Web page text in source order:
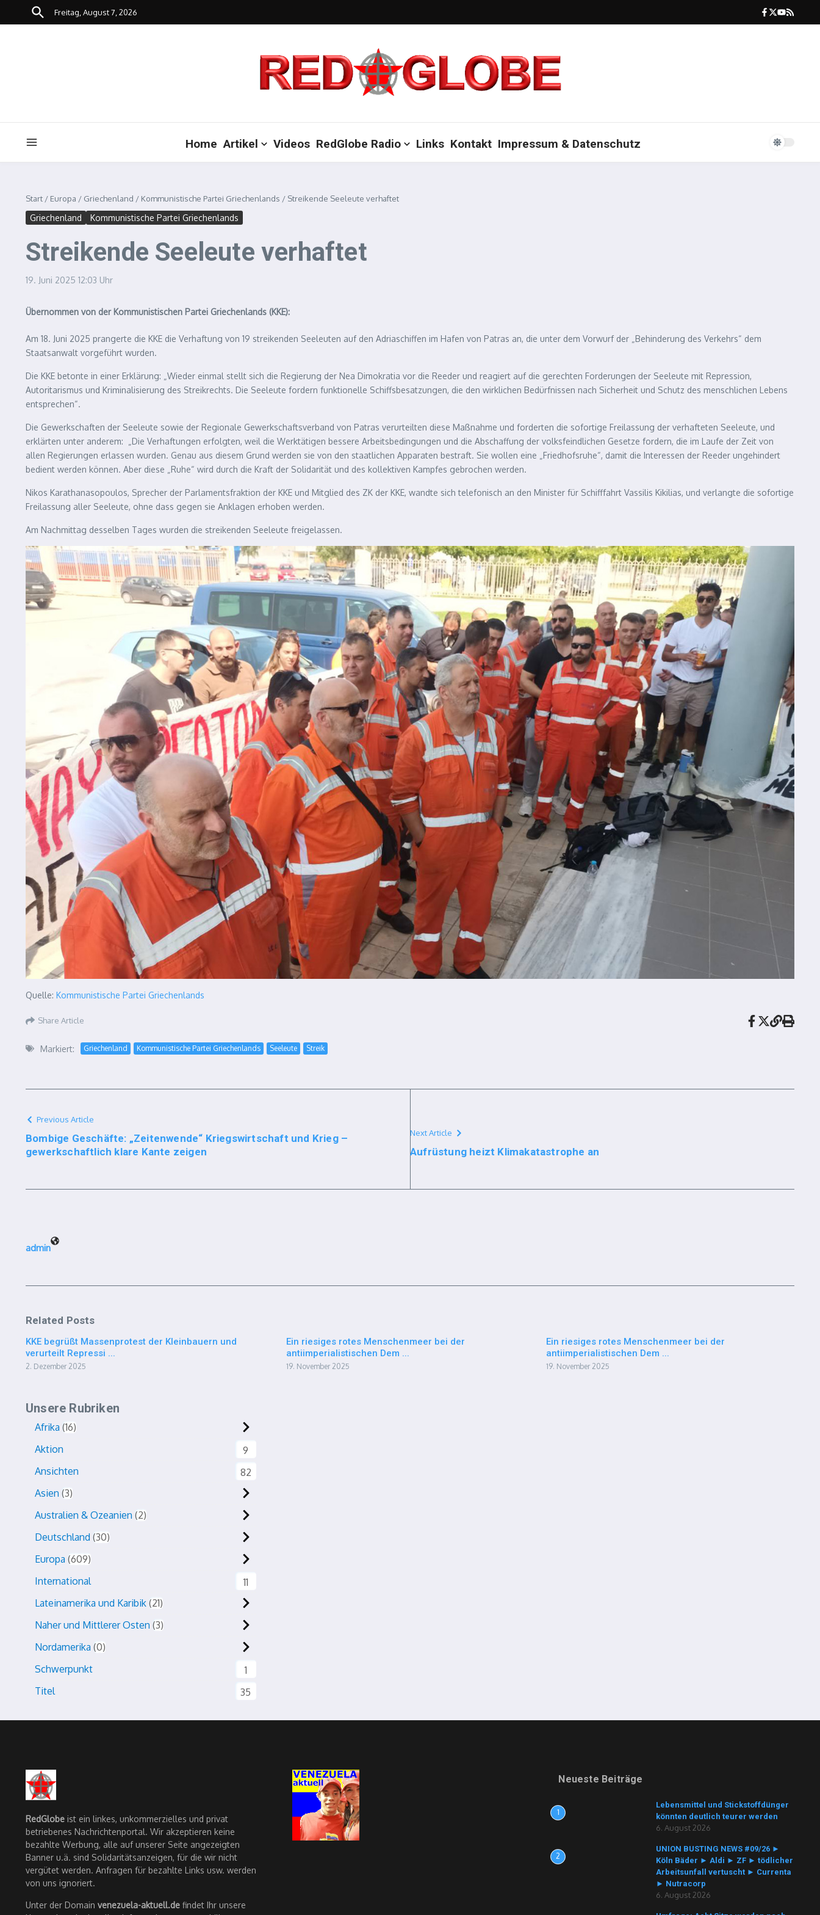
Zum Inhalt springen
Freitag, August 7, 2026
Home Artikel Videos RedGlobe Radio Links Kontakt Impressum & Datenschutz
Start / Europa / Griechenland / Kommunistische Partei Griechenlands / Streikende Seeleute verhaftet
Griechenland Kommunistische Partei Griechenlands
Streikende Seeleute verhaftet
19. Juni 2025 12:03 Uhr
Übernommen von der Kommunistischen Partei Griechenlands (KKE):
Am 18. Juni 2025 prangerte die KKE die Verhaftung von 19 streikenden Seeleuten auf den Adriaschiffen im Hafen von Patras an, die unter dem Vorwurf der „Behinderung des Verkehrs“ dem
Staatsanwalt vorgeführt wurden.
Die KKE betonte in einer Erklärung: „Wieder einmal stellt sich die Regierung der Nea Dimokratia vor die Reeder und reagiert auf die gerechten Forderungen der Seeleute mit Repression,
Autoritarismus und Kriminalisierung des Streikrechts. Die Seeleute fordern funktionelle Schiffsbesatzungen, die den wirklichen Bedürfnissen nach Sicherheit und Schutz des menschlichen Lebens
entsprechen“.
Die Gewerkschaften der Seeleute sowie der Regionale Gewerkschaftsverband von Patras verurteilten diese Maßnahme und forderten die sofortige Freilassung der verhafteten Seeleute, und
erklärten unter anderem: „Die Verhaftungen erfolgten, weil die Werktätigen bessere Arbeitsbedingungen und die Abschaffung der volksfeindlichen Gesetze fordern, die im Laufe der Zeit von
allen Regierungen erlassen wurden. Genau aus diesem Grund werden sie von den staatlichen Apparaten bestraft. Sie wollen eine „Friedhofsruhe“, damit die Interessen der Reeder ungehindert
bedient werden können. Aber diese „Ruhe“ wird durch die Kraft der Solidarität und des kollektiven Kampfes gebrochen werden.
Nikos Karathanasopoulos, Sprecher der Parlamentsfraktion der KKE und Mitglied des ZK der KKE, wandte sich telefonisch an den Minister für Schifffahrt Vassilis Kikilias, und verlangte die sofortige
Freilassung aller Seeleute, ohne dass gegen sie Anklagen erhoben werden.
Am Nachmittag desselben Tages wurden die streikenden Seeleute freigelassen.
Quelle: Kommunistische Partei Griechenlands
Share Article
Markiert: Griechenland Kommunistische Partei Griechenlands Seeleute Streik
Previous Article
Bombige Geschäfte: „Zeitenwende“ Kriegswirtschaft und Krieg –
gewerkschaftlich klare Kante zeigen
Next Article
Aufrüstung heizt Klimakatastrophe an
admin
Related Posts
KKE begrüßt Massenprotest der Kleinbauern und
verurteilt Repressi ...
2. Dezember 2025
Ein riesiges rotes Menschenmeer bei der
antiimperialistischen Dem ...
19. November 2025
Ein riesiges rotes Menschenmeer bei der
antiimperialistischen Dem ...
19. November 2025
Unsere Rubriken
Afrika 16
Aktion
9
Ansichten
82
Asien 3
Australien & Ozeanien 2
Deutschland 30
Europa 609
International
11
Lateinamerika und Karibik 21
Naher und Mittlerer Osten 3
Nordamerika 0
Schwerpunkt
1
Titel
35
RedGlobe ist ein linkes, unkommerzielles und privat
betriebenes Nachrichtenportal. Wir akzeptieren keine
bezahlte Werbung, alle auf unserer Seite angezeigten
Banner u.ä. sind Solidaritätsanzeigen, für die wir nicht
vergütet werden. Anfragen für bezahlte Links usw. werden
von uns ignoriert.
Unter der Domain venezuela-aktuell.de findet Ihr unsere
Neueste Beiträge
1
Lebensmittel und Stickstoffdünger
könnten deutlich teurer werden
6. August 2026
2
UNION BUSTING NEWS #09/26 ►
Köln Bäder ► Aldi ► ZF ► tödlicher
Arbeitsunfall vertuscht ► Currenta
► Nutracorp
6. August 2026